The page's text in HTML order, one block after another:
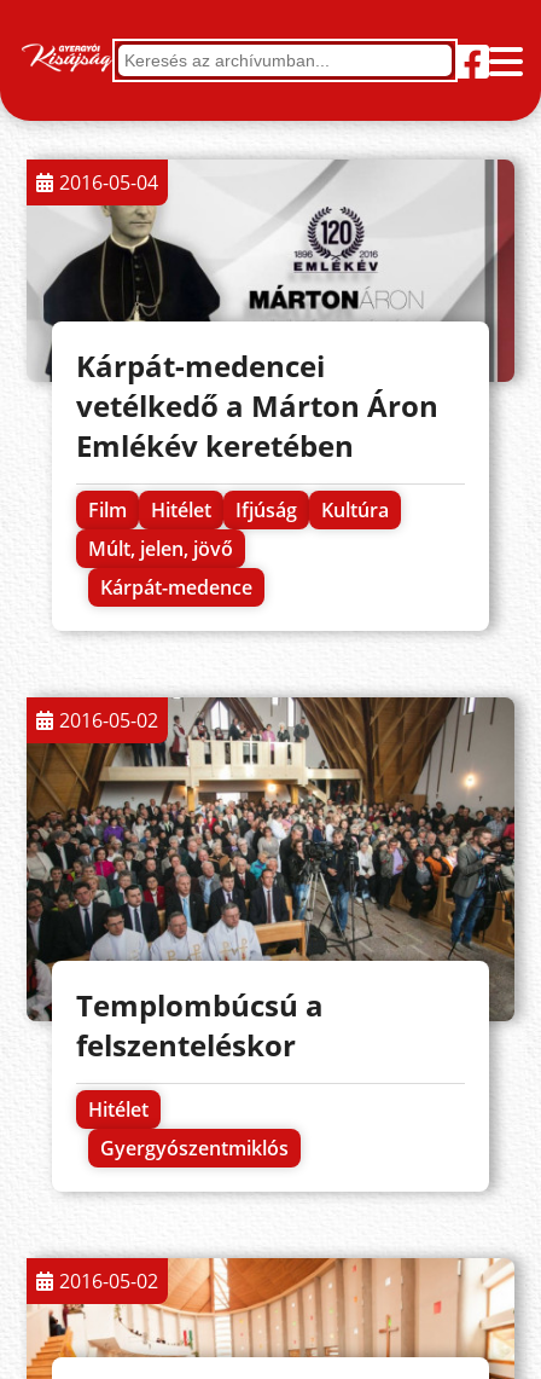
2016-05-04
Kárpát-medencei
vetélkedő a Márton Áron
Emlékév keretében
Film Hitélet Ifjúság
Kultúra
Múlt, jelen, jövő
Kárpát-medence
2016-05-02
Templombúcsú a
felszenteléskor
Hitélet
Gyergyószentmiklós
2016-05-02